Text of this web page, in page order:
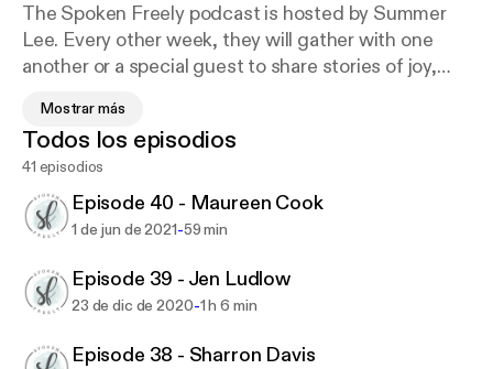
The Spoken Freely podcast is hosted by Summer
Lee. Every other week, they will gather with one
another or a special guest to share stories of joy,
should gather together and open their hearts wide
to truly know one another - extending grace and
friendship. On each episode, they will create an
authentic space for women to speak freely from the
heart. Grab your latte, hop on the treadmill or tune in
the love, friends!
Mostrar más
Todos los episodios
41 episodios
Episode 40 - Maureen Cook
1 de jun de 2021-59 min
Episode 39 - Jen Ludlow
23 de dic de 2020-1 h 6 min
Episode 38 - Sharron Davis